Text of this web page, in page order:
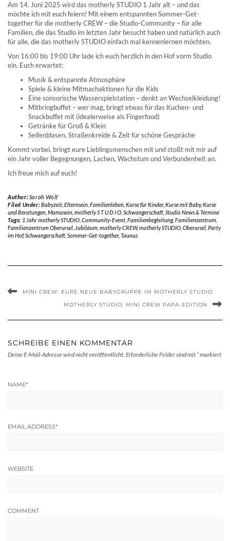
Am 14. Juni 2025 wird das motherly STUDIO 1 Jahr alt – und das
möchte ich mit euch feiern! Mit einem entspannten Sommer-Get-
together für die motherly CREW – die Studio-Community – für alle
Familien, die das Studio im letzten Jahr besucht haben und natürlich auch
für alle, die das motherly STUDIO einfach mal kennenlernen möchten.
Von 16:00 bis 19:00 Uhr lade ich euch herzlich in den Hof vorm Studio
ein. Euch erwartet:
Musik & entspannte Atmosphäre
Spiele & kleine Mitmachaktionen für die Kids
Eine sonsorische Wasserspielstation – denkt an Wechselkleidung!
Mitbringbuffet – wer mag, bringt etwas für das Kuchen- und
Snackbuffet mit (idealerweise als Fingerfood)
Getränke für Groß & Klein
Seifenblasen, Straßenkreide & Zeit für schöne Gespräche
Kommt vorbei, bringt eure Lieblingsmenschen mit und stoßt mit mir auf
ein Jahr voller Begegnungen, Lachen, Wachstum und Verbundenheit an.
Ich freue mich auf euch!
Author:Sarah Wolf
Filed Under:Babyzeit, Elternsein, Familienleben, Kurse für Kinder, Kurse mit Baby,Kurse
und Beratungen Mamasein motherly S T U D I O Schwangerschaft Studio News & Termine
Tags: 1 Jahr motherly STUDIO, Community-Event, Familienbegleitung, Familienzentrum
Familienzentrum Oberursel Jubiläum motherly CREW,motherly STUDIO Oberursel Party
im Hof,Schwangerschaft Sommer-Get-together, Taunus
MINI CREW: EURE NEUE BABYGRUPPE IM MOTHERLY STUDIO
MOTHERLY STUDIO: MINI CREW PAPA-EDITION
SCHREIBE EINEN KOMMENTAR
Deine E-Mail-Adresse wird nicht veröffentlicht. Erforderliche Felder sind mit *markiert
NAME*
EMAIL ADDRESS*
WEBSITE
COMMENT